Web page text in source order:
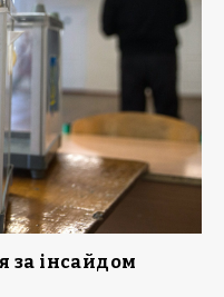
за інсайдом